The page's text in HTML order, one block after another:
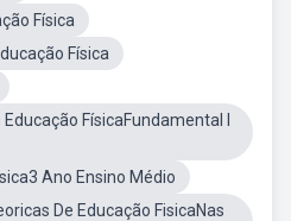
Física
Física
FísicaFundamental I
Ano Ensino Médio
De Educação FisicaNas